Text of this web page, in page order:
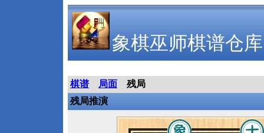
象棋巫师棋谱仓库
棋谱 局面
残局
残局推演